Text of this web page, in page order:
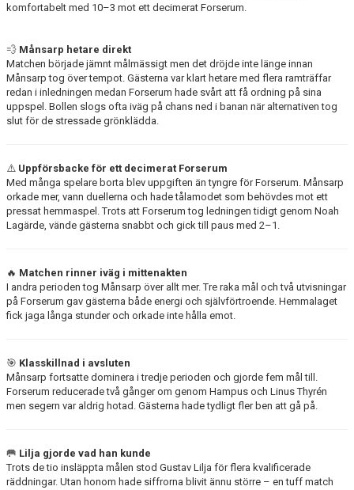
BILDGALLERI
DOKUMENT
KONTAKT
komfortabelt med 10–3 mot ett decimerat Forserum.
💨 Månsarp hetare direkt
Matchen började jämnt målmässigt men det dröjde inte länge innan
Månsarp tog över tempot. Gästerna var klart hetare med flera ramträffar
redan i inledningen medan Forserum hade svårt att få ordning på sina
uppspel. Bollen slogs ofta iväg på chans ned i banan när alternativen tog
slut för de stressade grönklädda.
⚠️ Uppförsbacke för ett decimerat Forserum
Med många spelare borta blev uppgiften än tyngre för Forserum. Månsarp
orkade mer, vann duellerna och hade tålamodet som behövdes mot ett
pressat hemmaspel. Trots att Forserum tog ledningen tidigt genom Noah
Lagärde, vände gästerna snabbt och gick till paus med 2–1.
🔥 Matchen rinner iväg i mittenakten
I andra perioden tog Månsarp över allt mer. Tre raka mål och två utvisningar
på Forserum gav gästerna både energi och självförtroende. Hemmalaget
fick jaga långa stunder och orkade inte hålla emot.
🎯 Klasskillnad i avsluten
Månsarp fortsatte dominera i tredje perioden och gjorde fem mål till.
Forserum reducerade två gånger om genom Hampus och Linus Thyrén
men segern var aldrig hotad. Gästerna hade tydligt fler ben att gå på.
🥅 Lilja gjorde vad han kunde
Trots de tio insläppta målen stod Gustav Lilja för flera kvalificerade
räddningar. Utan honom hade siffrorna blivit ännu större – en tuff match